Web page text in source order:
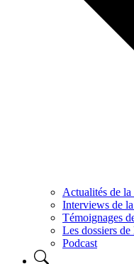
Actualités de la
Interviews de
Témoignages
Les dossiers
Podcast